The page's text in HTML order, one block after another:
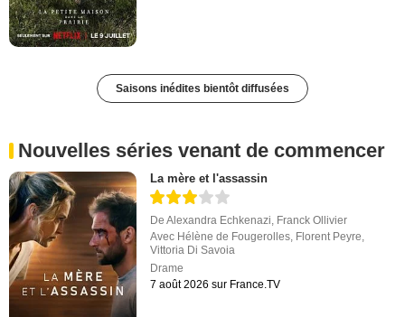
Saisons inédites bientôt diffusées
Nouvelles séries venant de commencer
La mère et l'assassin
DeAlexandra Echkenazi, Franck Ollivier
Avec Hélène de Fougerolles, Florent Peyre,
Vittoria Di Savoia
Drame
7 août 2026 sur France.TV